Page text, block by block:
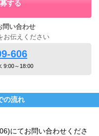
する
問い合わせ
お伝えください
606
9:00～18:00
の流れ
にてお問い合わせくださ